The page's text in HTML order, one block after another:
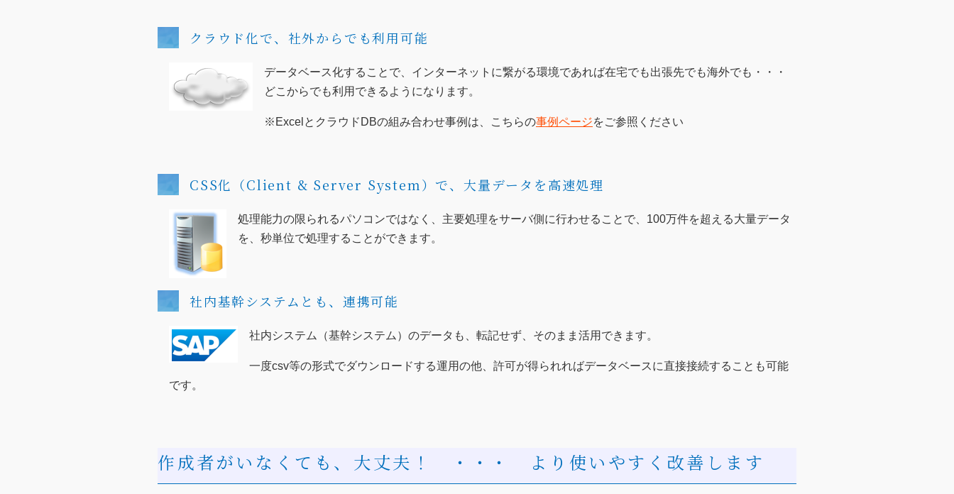
クラウド化で、社外からでも利用可能
データベース化することで、インターネットに繋がる環境であれば在宅でも出張先でも海外でも・・・
どこからでも利用できるようになります。
※ExcelとクラウドDBの組み合わせ事例は、こちらの事例ページをご参照ください
CSS化（Client & Server System）で、大量データを高速処理
処理能力の限られるパソコンではなく、主要処理をサーバ側に行わせることで、100万件を超える大量データ
を、秒単位で処理することができます。
社内基幹システムとも、連携可能
社内システム（基幹システム）のデータも、転記せず、そのまま活用できます。
一度csv等の形式でダウンロードする運用の他、許可が得られればデータベースに直接接続することも可能
です。
作成者がいなくても、大丈夫！ ・・・ より使いやすく改善します